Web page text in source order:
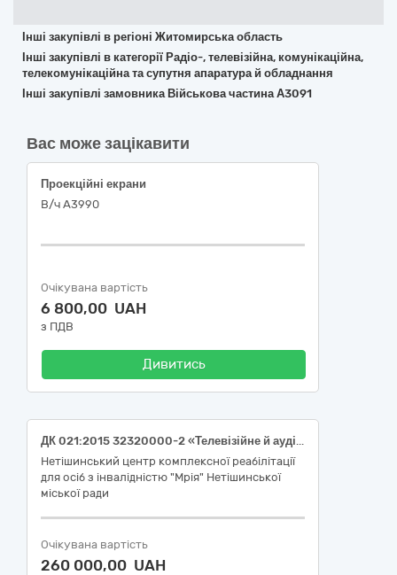
Інші закупівлі в регіоні Житомирська область
Інші закупівлі в категорії Радіо-, телевізійна, комунікаційна,
телекомунікаційна та супутня апаратура й обладнання
Інші закупівлі замовника Військова частина А3091
Вас може зацікавити
Проекційні екрани
В/ч А3990
Очікувана вартість
6 800,00 UAH
з ПДВ
Дивитись
ДК 021:2015 32320000-2 «Телевізійне й аудіовізуальне обладнання»: Інтерактивна підлога
Нетішинський центр комплексної реабілітації
для осіб з інвалідністю "Мрія" Нетішинської
міської ради
Очікувана вартість
260 000,00 UAH